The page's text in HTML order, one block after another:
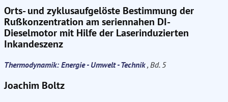
Orts- und zyklusaufgelöste Bestimmung der
Rußkonzentration am seriennahen DI-
Dieselmotor mit Hilfe der Laserinduzierten
Inkandeszenz
Thermodynamik: Energie - Umwelt - Technik, Bd. 5
Joachim Boltz